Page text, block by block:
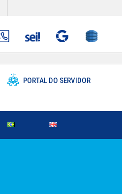
PORTAL DO SERVIDOR